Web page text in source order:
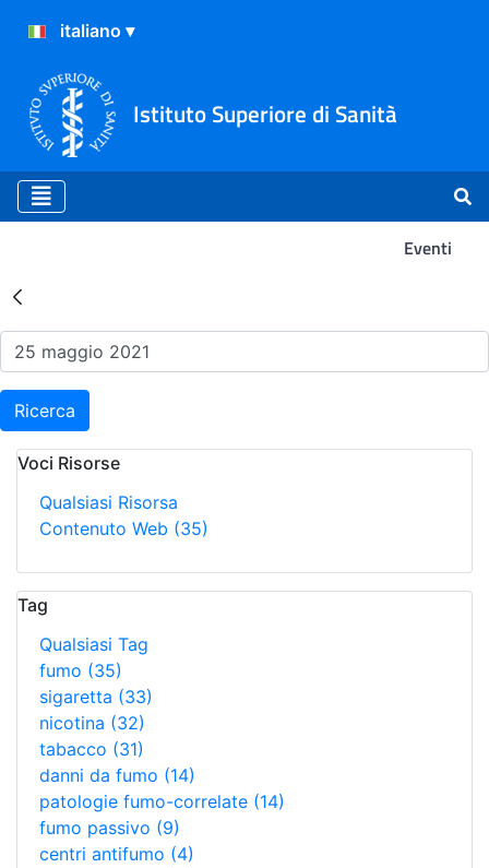
Istituto Superiore di Sanità
Eventi
Risultati della Ricerca -
Ricerca
Voci Risorse
Qualsiasi Risorsa
Contenuto Web (35)
Tag
Qualsiasi Tag
fumo (35)
sigaretta (33)
nicotina (32)
tabacco (31)
danni da fumo (14)
patologie fumo-correlate (14)
fumo passivo (9)
centri antifumo (4)